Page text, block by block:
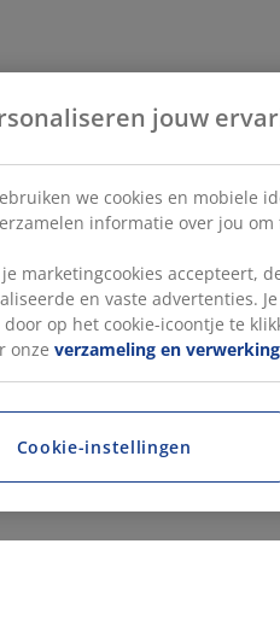
jouw
we cookies en
informatie over jou
marketingcookies accepteert,
en vaste advertenties.
op het cookie-icoontje te
onze verzameling en
Cookie-instellingen